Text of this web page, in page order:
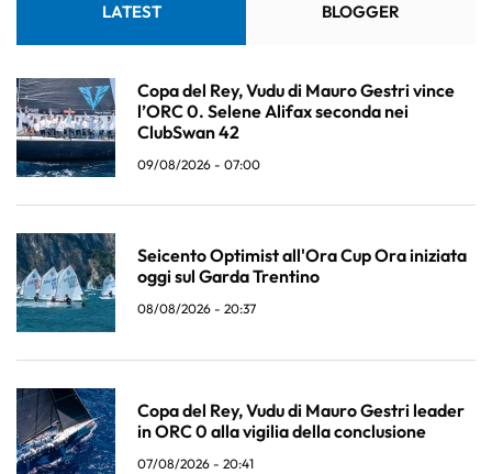
LATEST BLOGGER
Copa del Rey, Vudu di Mauro Gestri vince
l’ORC 0. Selene Alifax seconda nei
ClubSwan 42
09/08/2026 - 07:00
Seicento Optimist all'Ora Cup Ora iniziata
oggi sul Garda Trentino
08/08/2026 - 20:37
Copa del Rey, Vudu di Mauro Gestri leader
in ORC 0 alla vigilia della conclusione
07/08/2026 - 20:41